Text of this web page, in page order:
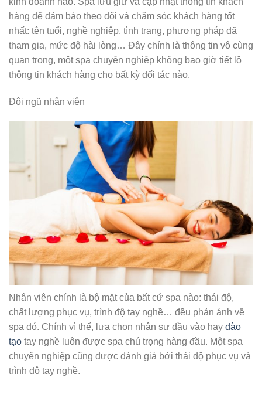
hàng để đảm bảo theo dõi và chăm sóc khách hàng tốt
nhất: tên tuổi, nghề nghiệp, tình trạng, phương pháp đã
tham gia, mức độ hài lòng… Đây chính là thông tin vô cùng
quan trọng, một spa chuyên nghiệp không bao giờ tiết lộ
thông tin khách hàng cho bất kỳ đối tác nào.
Đội ngũ nhân viên
Nhân viên chính là bộ mặt của bất cứ spa nào: thái độ,
chất lượng phục vụ, trình độ tay nghề… đều phản ánh về
spa đó. Chính vì thế, lựa chọn nhân sự đầu vào hay đào
tạo tay nghề luôn được spa chú trọng hàng đầu. Một spa
chuyên nghiệp cũng được đánh giá bởi thái độ phục vụ và
trình độ tay nghề.